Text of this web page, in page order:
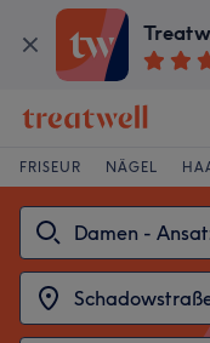
FRISEUR NÄGEL